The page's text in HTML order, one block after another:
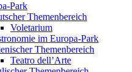
Park
Themenbereich
Voletarium
im Europa-Park
Themenbereich
Teatro dell’Arte